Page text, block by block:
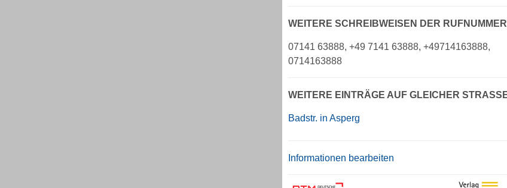
WEITERE SCHREIBWEISEN DER RUFNUMMER
07141 63888, +49 7141 63888, +49714163888,
0714163888
WEITERE EINTRÄGE AUF GLEICHER STRASSE
Badstr. in Asperg
Informationen bearbeiten